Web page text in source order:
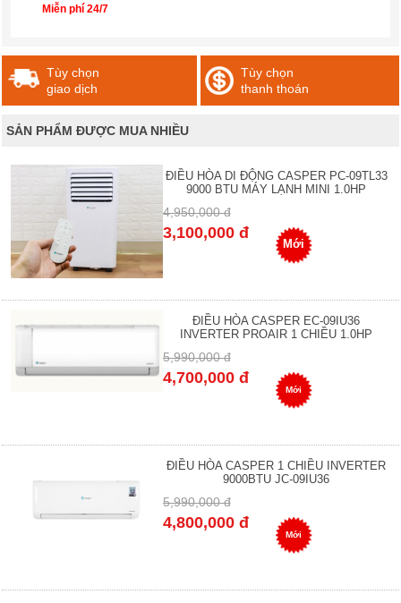
Miễn phí 24/7
Tùy chọn
giao dịch
Tùy chọn
thanh thoán
SẢN PHẨM ĐƯỢC MUA NHIỀU
ĐIỀU HÒA DI ĐỘNG CASPER PC-09TL33
9000 BTU MÁY LẠNH MINI 1.0HP
4,950,000 đ
3,100,000 đ
Mới
ĐIỀU HÒA CASPER EC-09IU36
INVERTER PROAIR 1 CHIỀU 1.0HP
5,990,000 đ
4,700,000 đ
Mới
ĐIỀU HÒA CASPER 1 CHIỀU INVERTER
9000BTU JC-09IU36
5,990,000 đ
4,800,000 đ
Mới